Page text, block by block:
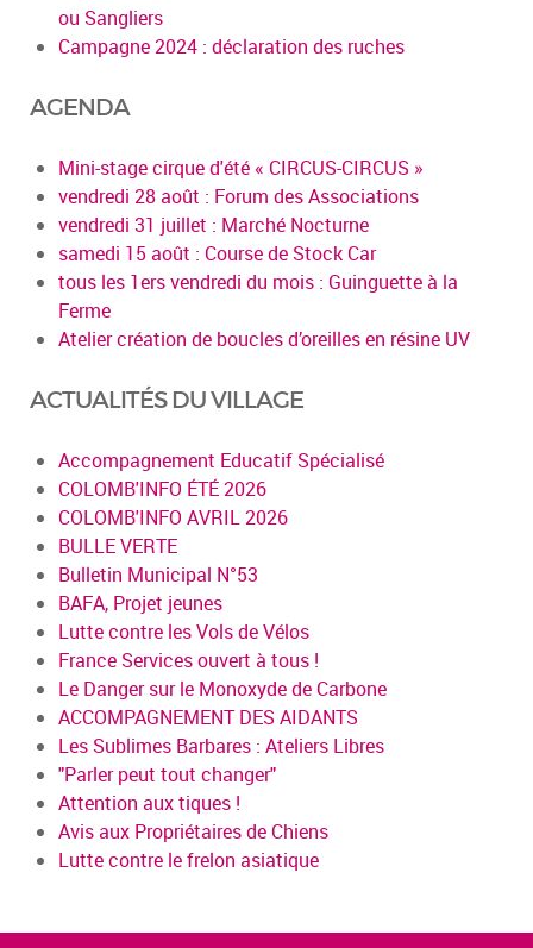
ou Sangliers
Campagne 2024 : déclaration des ruches
AGENDA
Mini-stage cirque d'été « CIRCUS-CIRCUS »
vendredi 28 août : Forum des Associations
vendredi 31 juillet : Marché Nocturne
samedi 15 août : Course de Stock Car
tous les 1ers vendredi du mois : Guinguette à la
Ferme
Atelier création de boucles d’oreilles en résine UV
ACTUALITÉS DU VILLAGE
Accompagnement Educatif Spécialisé
COLOMB'INFO ÉTÉ 2026
COLOMB'INFO AVRIL 2026
BULLE VERTE
Bulletin Municipal N°53
BAFA, Projet jeunes
Lutte contre les Vols de Vélos
France Services ouvert à tous !
Le Danger sur le Monoxyde de Carbone
ACCOMPAGNEMENT DES AIDANTS
Les Sublimes Barbares : Ateliers Libres
"Parler peut tout changer"
Attention aux tiques !
Avis aux Propriétaires de Chiens
Lutte contre le frelon asiatique